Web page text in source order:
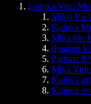
Kuinka Voin
Miksi En
Kuinka
Mikä On
Ilmaiset
Parhaat 8
Mikä
Kuinka
Kuinka